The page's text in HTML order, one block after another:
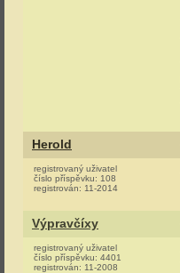
Herold
registrovaný uživatel
číslo příspěvku: 108
registrován: 11-2014
Výpravčíxy
registrovaný uživatel
číslo příspěvku: 4401
registrován: 11-2008